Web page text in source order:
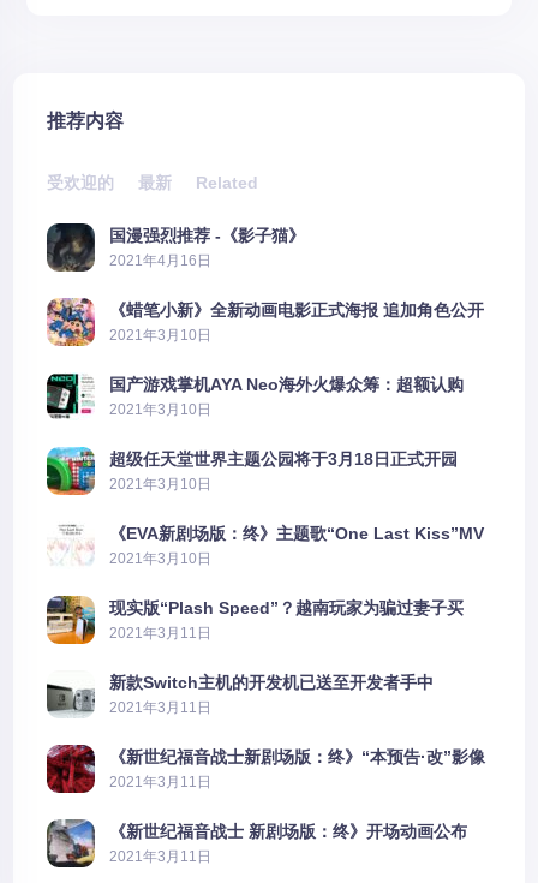
推荐内容
受欢迎的 最新 Related
国漫强烈推荐 -《影子猫》
2021年4月16日
《蜡笔小新》全新动画电影正式海报 追加角色公开
2021年3月10日
国产游戏掌机AYA Neo海外火爆众筹：超额认购
2606%
2021年3月10日
超级任天堂世界主题公园将于3月18日正式开园
2021年3月10日
《EVA新剧场版：终》主题歌“One Last Kiss”MV
公布
2021年3月10日
现实版“Plash Speed”？越南玩家为骗过妻子买
PS5上演好戏
2021年3月11日
新款Switch主机的开发机已送至开发者手中
2021年3月11日
《新世纪福音战士新剧场版：终》“本预告·改”影像
公开
2021年3月11日
《新世纪福音战士 新剧场版：终》开场动画公布
2021年3月11日